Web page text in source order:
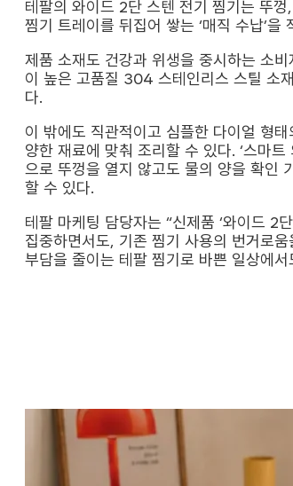
테팔의 와이드 2단 스텐 전기 찜기는 뚜
찜기 트레이를 뒤집어 쌓는 ‘매직 수납’을
제품 소재도 건강과 위생을 중시하는 소
이 높은 고품질 304 스테인리스 스틸 소
다.
이 밖에도 직관적이고 심플한 다이얼 형
양한 재료에 맞춰 조리할 수 있다. ‘스마
으로 뚜껑을 열지 않고도 물의 양을 확인
할 수 있다.
테팔 마케팅 담당자는 “신제품 ‘와이드 2
집중하면서도, 기존 찜기 사용의 번거로
부담을 줄이는 테팔 찜기로 바쁜 일상에